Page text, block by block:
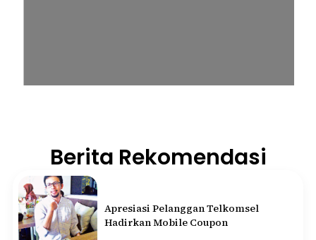
Berita Rekomendasi
Apresiasi Pelanggan Telkomsel
Hadirkan Mobile Coupon